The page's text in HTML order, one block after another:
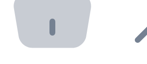
Bitnovo API
Integra nuestra API en tu